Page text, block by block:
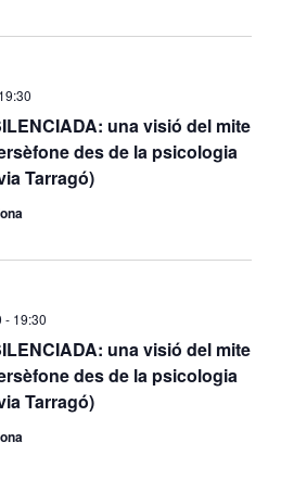
una visió del mite
des de la psicologia
Tarragó)
19:30
una visió del mite
des de la psicologia
Tarragó)
- 19:30